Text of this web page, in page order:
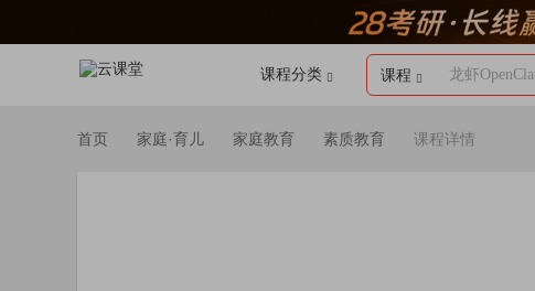
课程分类 课程 龙虾
首页 家庭·育儿 家庭教育 素质教育 课程详情